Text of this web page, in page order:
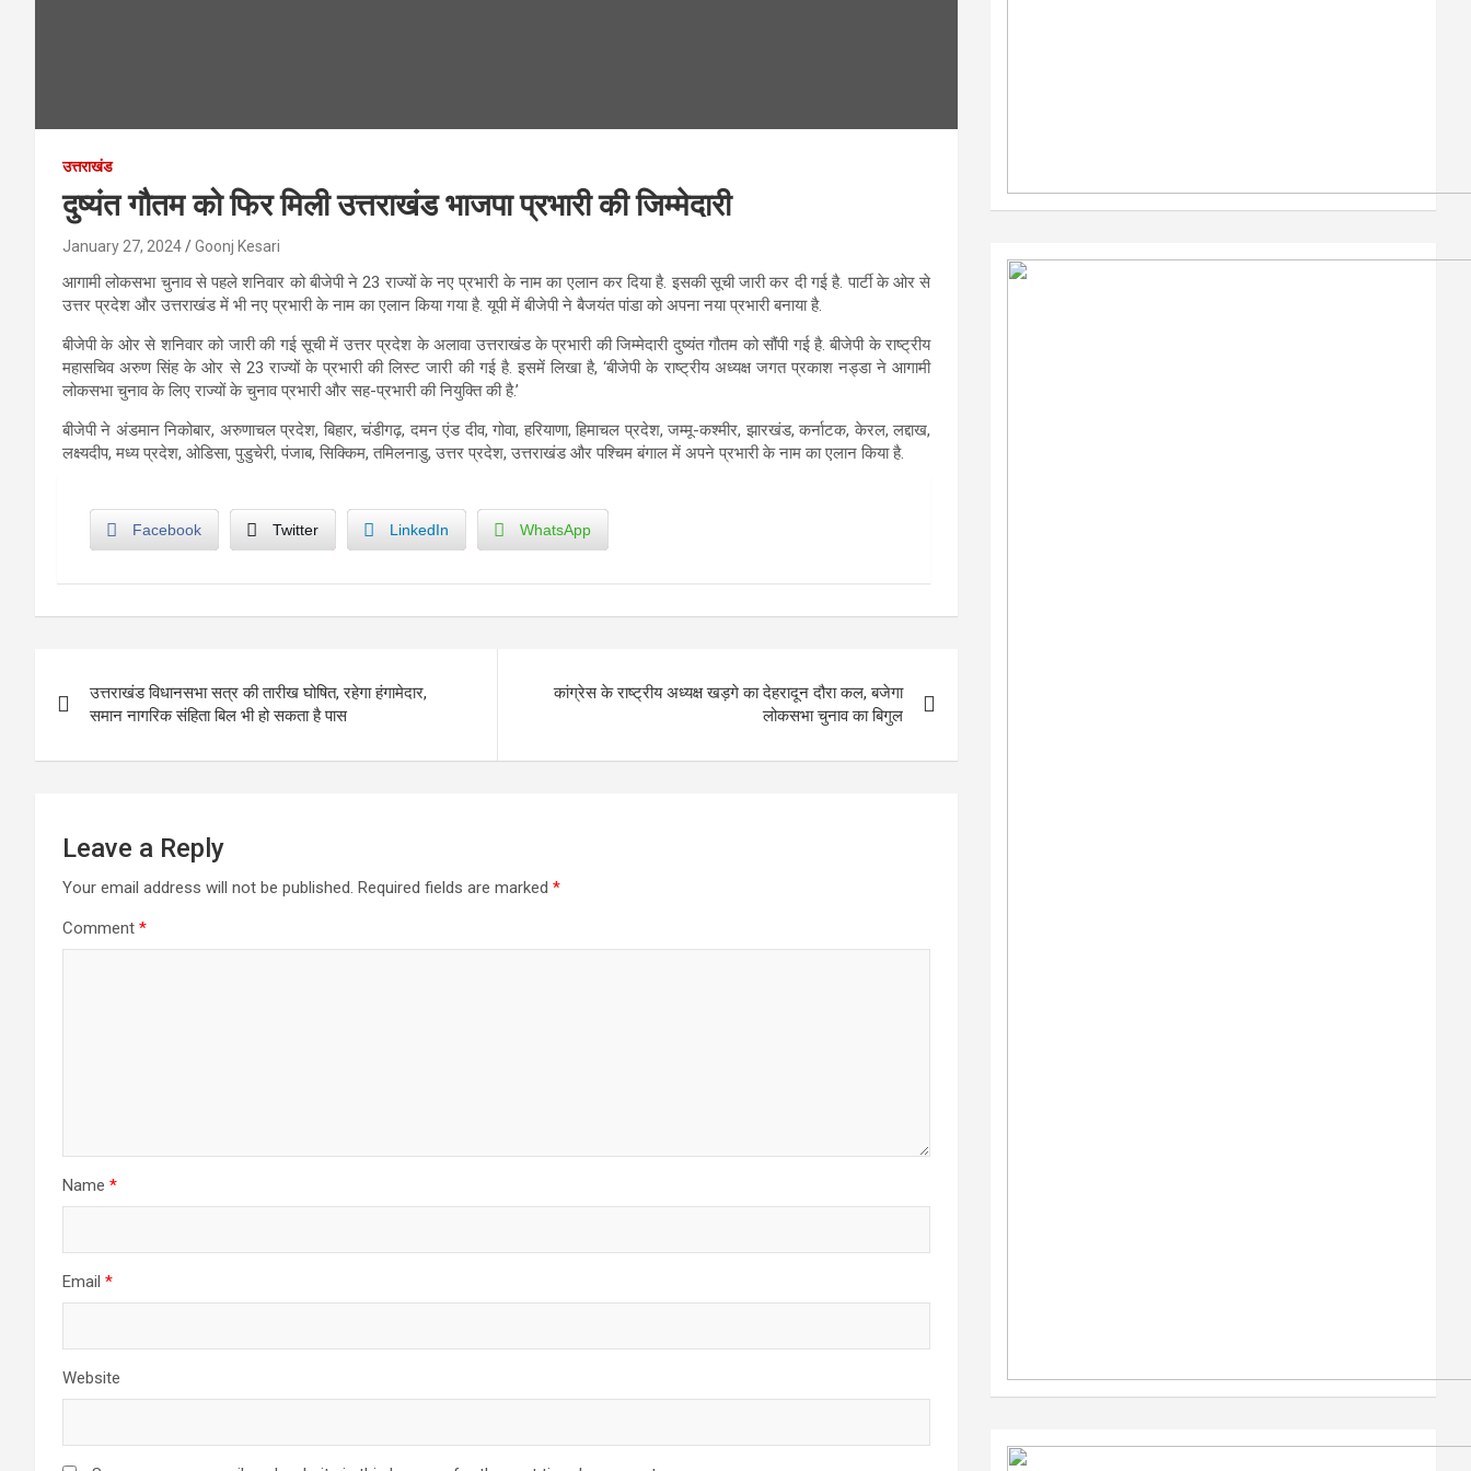
उत्तराखंड
दुष्यंत गौतम को फिर मिली उत्तराखंड भाजपा प्रभारी की जिम्मेदारी
January 27, 2024 Goonj Kesari
आगामी लोकसभा चुनाव से पहले शनिवार को बीजेपी ने 23 राज्यों के नए प्रभारी के नाम का एलान कर दिया है. इसकी सूची जारी कर दी गई है. पार्टी के ओर से
उत्तर प्रदेश और उत्तराखंड में भी नए प्रभारी के नाम का एलान किया गया है. यूपी में बीजेपी ने बैजयंत पांडा को अपना नया प्रभारी बनाया है.
बीजेपी के ओर से शनिवार को जारी की गई सूची में उत्तर प्रदेश के अलावा उत्तराखंड के प्रभारी की जिम्मेदारी दुष्यंत गौतम को सौंपी गई है. बीजेपी के राष्ट्रीय
महासचिव अरुण सिंह के ओर से 23 राज्यों के प्रभारी की लिस्ट जारी की गई है. इसमें लिखा है, ‘बीजेपी के राष्ट्रीय अध्यक्ष जगत प्रकाश नड्डा ने आगामी
लोकसभा चुनाव के लिए राज्यों के चुनाव प्रभारी और सह-प्रभारी की नियुक्ति की है.’
बीजेपी ने अंडमान निकोबार, अरुणाचल प्रदेश, बिहार, चंडीगढ़, दमन एंड दीव, गोवा, हरियाणा, हिमाचल प्रदेश, जम्मू-कश्मीर, झारखंड, कर्नाटक, केरल, लद्दाख,
लक्ष्यदीप, मध्य प्रदेश, ओडिसा, पुडुचेरी, पंजाब, सिक्किम, तमिलनाडु, उत्तर प्रदेश, उत्तराखंड और पश्चिम बंगाल में अपने प्रभारी के नाम का एलान किया है.
Facebook Twitter LinkedIn WhatsApp
navigation
उत्तराखंड विधानसभा सत्र की तारीख घोषित, रहेगा हंगामेदार,
समान नागरिक संहिता बिल भी हो सकता है पास
कांग्रेस के राष्ट्रीय अध्यक्ष खड़गे का देहरादून दौरा कल, बजेगा
लोकसभा चुनाव का बिगुल
Leave a Reply
Your email address will not be published. Required fields are marked *
Comment *
Name *
Email *
Website